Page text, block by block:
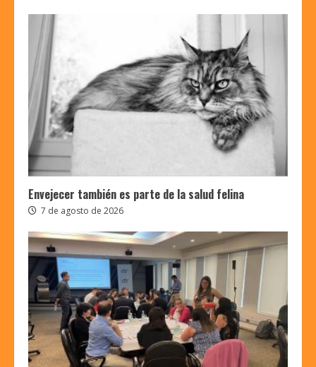
Envejecer también es parte de la salud felina
7 de agosto de 2026